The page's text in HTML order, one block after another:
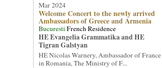
Mar 2024
Welcome Concert to the newly arrived
Ambassadors of Greece and Armenia
BucurestiFrench Residence
HE Evangelia Grammatika and HE
Tigran Galstyan
HE Nicolas Warnery, Ambassador of France
in Romania, The Ministry of F...